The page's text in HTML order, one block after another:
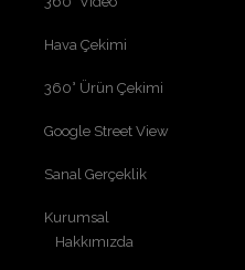
Hava Çekimi
360° Ürün Çekimi
Google Street View
Sanal Gerçeklik
Kurumsal
Hakkımızda